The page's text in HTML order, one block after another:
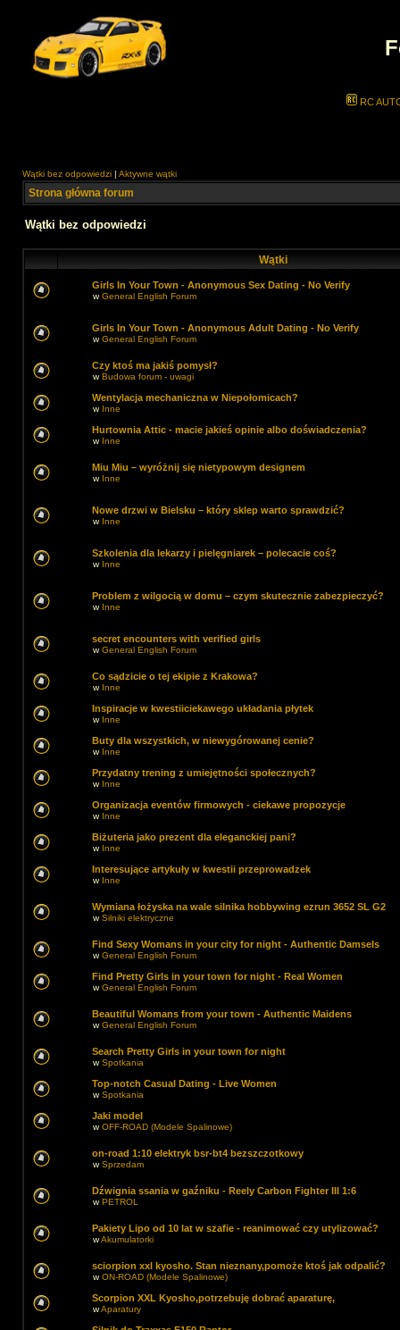
RC
Wątki bez odpowiedzi | Aktywne wątki
Strona główna forum
Wątki bez odpowiedzi
Wątki
Girls In Your Town - Anonymous Sex Dating - No Verify
wGeneral English Forum
Girls In Your Town - Anonymous Adult Dating - No Verify
wGeneral English Forum
Czy ktoś ma jakiś pomysł?
wBudowa forum - uwagi
Wentylacja mechaniczna w Niepołomicach?
w Inne
Hurtownia Attic - macie jakieś opinie albo doświadczenia?
w Inne
Miu Miu – wyróżnij się nietypowym designem
w Inne
Nowe drzwi w Bielsku – który sklep warto sprawdzić?
w Inne
Szkolenia dla lekarzy i pielęgniarek – polecacie coś?
w Inne
Problem z wilgocią w domu – czym skutecznie zabezpieczyć?
w Inne
secret encounters with verified girls
wGeneral English Forum
Co sądzicie o tej ekipie z Krakowa?
w Inne
Inspiracje w kwestiiciekawego układania płytek
w Inne
Buty dla wszystkich, w niewygórowanej cenie?
w Inne
Przydatny trening z umiejętności społecznych?
w Inne
Organizacja eventów firmowych - ciekawe propozycje
w Inne
Biżuteria jako prezent dla eleganckiej pani?
w Inne
Interesujące artykuły w kwestii przeprowadzek
w Inne
Wymiana łożyska na wale silnika hobbywing ezrun 3652 SL G2
wSilniki elektryczne
Find Sexy Womans in your city for night - Authentic Damsels
wGeneral English Forum
Find Pretty Girls in your town for night - Real Women
wGeneral English Forum
Beautiful Womans from your town - Authentic Maidens
wGeneral English Forum
Search Pretty Girls in your town for night
wSpotkania
Top-notch Сasual Dating - Live Women
wSpotkania
Jaki model
wOFF-ROAD (Modele Spalinowe)
on-road 1:10 elektryk bsr-bt4 bezszczotkowy
wSprzedam
Dźwignia ssania w gaźniku - Reely Carbon Fighter III 1:6
wPETROL
Pakiety Lipo od 10 lat w szafie - reanimować czy utylizować?
wAkumulatorki
sciorpion xxl kyosho. Stan nieznany,pomoże ktoś jak odpalić?
wON-ROAD (Modele Spalinowe)
Scorpion XXL Kyosho,potrzebuję dobrać aparaturę,
wAparatury